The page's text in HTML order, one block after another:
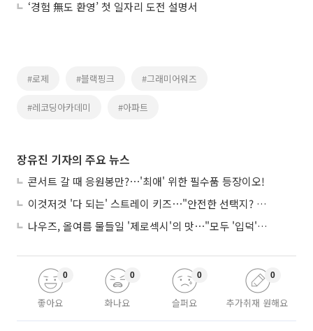
‘경험 無도 환영’ 첫 일자리 도전 설명서
#로제 #블랙핑크 #그래미어워즈
#레코딩아카데미 #아파트
장유진 기자의 주요 뉴스
콘서트 갈 때 응원봉만?⋯'최애' 위한 필수품 등장이오!
이것저것 '다 되는' 스트레이 키즈⋯"안전한 선택지? 도전이 재밌죠"
나우즈, 올여름 물들일 '제로섹시'의 맛⋯"모두 '입덕'시킬 것"
좋아요
0
화나요
0
슬퍼요
0
추가취재 원해요
0